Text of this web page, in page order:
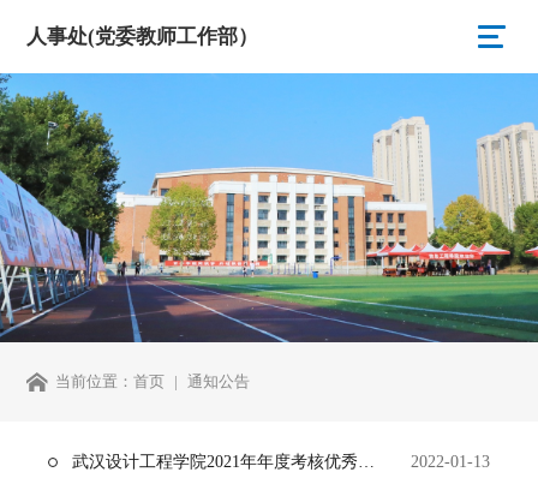
人事处(党委教师工作部）
当前位置：首页 通知公告
武汉设计工程学院2021年年度考核优秀人员名单公示 2022-01-13